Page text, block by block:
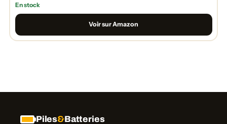
En stock
Voir sur Amazon
Piles&Batteries